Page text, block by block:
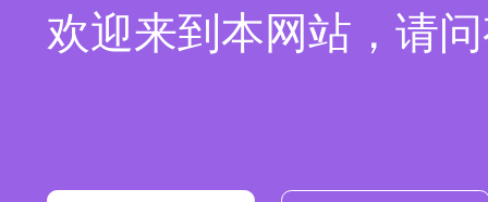
欢迎来到本网站，请